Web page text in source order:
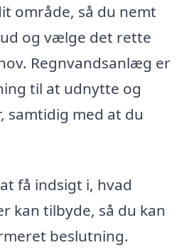
område, så du nemt
og vælge det rette
Regnvandsanlæg er
til at udnytte og
samtidig med at du
få indsigt i, hvad
kan tilbyde, så du kan
beslutning.